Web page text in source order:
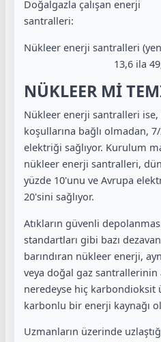
Doğalgazla çalışan enerji
santralleri:
Nükleer enerji santralleri
13,6 ila
NÜKLEER Mİ
Nükleer enerji santralleri
koşullarına bağlı olmadan,
elektriği sağlıyor. Kurulum
nükleer enerji santralleri,
yüzde 10'unu ve Avrupa
20'sini sağlıyor.
Atıkların güvenli
standartları gibi bazı
barındıran nükleer enerji,
veya doğal gaz santrallerinin
neredeyse hiç
karbonlu bir enerji kaynağı
Uzmanların üzerinde